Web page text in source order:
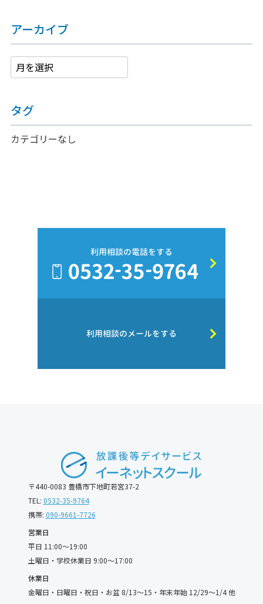
アーカイブ
タグ
カテゴリーなし
利用相談の電話をする
利用相談のメールをする
〒440-0083 豊橋市下地町若宮37-2
TEL: 0532-35-9764
携帯: 090-9661-7726
営業日
平日 11:00〜19:00
土曜日・学校休業日 9:00〜17:00
休業日
金曜日・日曜日・祝日・お盆 8/13〜15・年末年始 12/29〜1/4 他